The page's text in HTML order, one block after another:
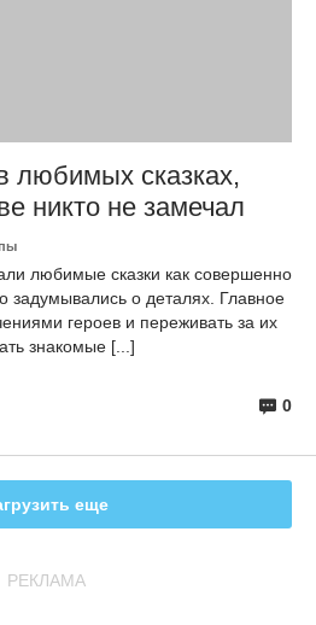
любимых сказках,
никто не замечал
любимые сказки как совершенно
задумывались о деталях. Главное
героев и переживать за их
знакомые [...]
0
еще
РЕКЛАМА